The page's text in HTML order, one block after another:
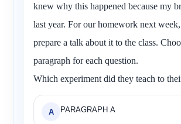
knew why this happened because my
last year. For our homework next
prepare a talk about it to the class.
paragraph for each question.
Which experiment did they teach to
A PARAGRAPH A